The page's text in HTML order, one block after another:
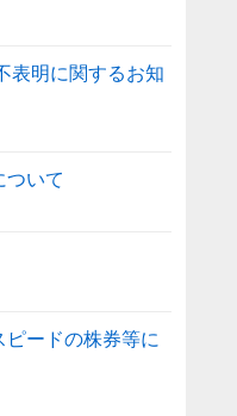
表明に関するお知
ついて
ピードの株券等に